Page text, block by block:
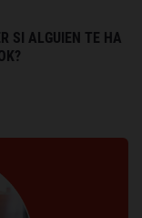
SI ALGUIEN TE HA